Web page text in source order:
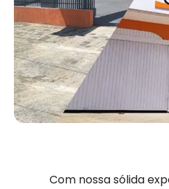
Com nossa sólida